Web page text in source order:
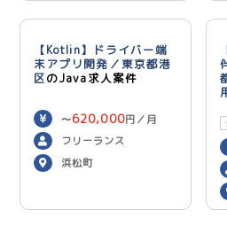
【Kotlin】ドライバー端
末アプリ開発／東京都港
区のJava求人案件
〜620,000円／月
フリーランス
浜松町